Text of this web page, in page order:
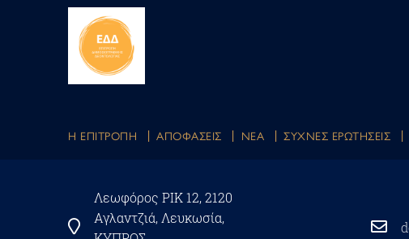
Η ΕΠΙΤΡΟΠΗ ΑΠΟΦΑΣΕΙΣ ΝΕΑ ΣΥΧΝΕΣ ΕΡΩΤΗΣΕΙΣ
Λεωφόρος ΡΙΚ 12, 2120
Αγλαντζιά, Λευκωσία,